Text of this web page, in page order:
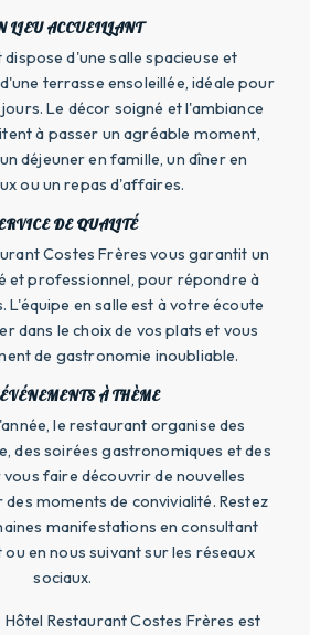
LIEU ACCUEILLANT
d'une salle spacieuse et
terrasse ensoleillée, idéale pour
Le décor soigné et l'ambiance
à passer un agréable moment,
déjeuner en famille, un dîner en
ou un repas d'affaires.
DE QUALITÉ
Costes Frères vous garantit un
et professionnel, pour répondre à
L'équipe en salle est à votre écoute
dans le choix de vos plats et vous
de gastronomie inoubliable.
À THÈME
le restaurant organise des
des soirées gastronomiques et des
faire découvrir de nouvelles
moments de convivialité. Restez
manifestations en consultant
en nous suivant sur les réseaux
sociaux.
Hôtel Restaurant Costes Frères est